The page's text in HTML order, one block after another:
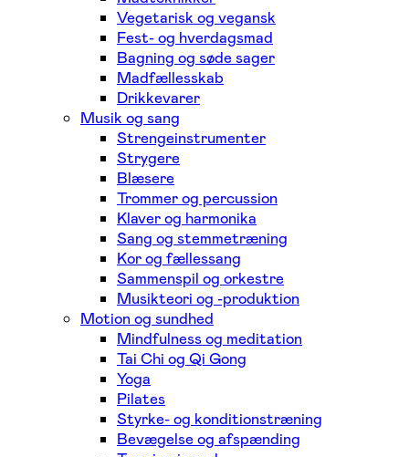
Vegetarisk og vegansk
Fest- og hverdagsmad
Bagning og søde sager
Madfællesskab
Drikkevarer
Musik og sang
Strengeinstrumenter
Strygere
Blæsere
Trommer og percussion
Klaver og harmonika
Sang og stemmetræning
Kor og fællessang
Sammenspil og orkestre
Musikteori og -produktion
Motion og sundhed
Mindfulness og meditation
Tai Chi og Qi Gong
Yoga
Pilates
Styrke- og konditionstræning
Bevægelse og afspænding